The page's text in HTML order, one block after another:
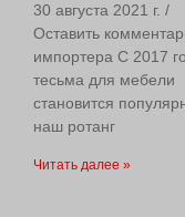
30 августа 2021 г. /
Оставить
импортера С 2017
тесьма для мебели
становится
наш ротанг
Читать далее »